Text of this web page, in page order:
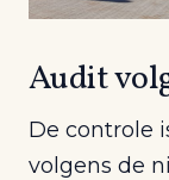
Audit
De controle
volgens de